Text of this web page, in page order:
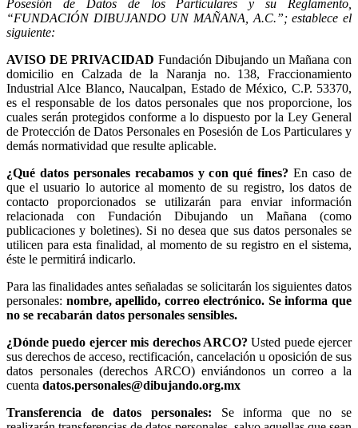
Posesión de Datos de los Particulares y su Reglamento,
“FUNDACIÓN DIBUJANDO UN MAÑANA, A.C.”; establece el
siguiente:
AVISO DE PRIVACIDAD Fundación Dibujando un Mañana con
domicilio en Calzada de la Naranja no. 138, Fraccionamiento
Industrial Alce Blanco, Naucalpan, Estado de México, C.P. 53370,
es el responsable de los datos personales que nos proporcione, los
cuales serán protegidos conforme a lo dispuesto por la Ley General
de Protección de Datos Personales en Posesión de Los Particulares y
demás normatividad que resulte aplicable.
¿Qué datos personales recabamos y con qué fines?En caso de
que el usuario lo autorice al momento de su registro, los datos de
contacto proporcionados se utilizarán para enviar información
relacionada con Fundación Dibujando un Mañana (como
publicaciones y boletines). Si no desea que sus datos personales se
utilicen para esta finalidad, al momento de su registro en el sistema,
éste le permitirá indicarlo.
Para las finalidades antes señaladas se solicitarán los siguientes datos
personales: nombre, apellido, correo electrónico. Se informa que
no se recabarán datos personales sensibles.
¿Dónde puedo ejercer mis derechos ARCO?Usted puede ejercer
sus derechos de acceso, rectificación, cancelación u oposición de sus
datos personales (derechos ARCO) enviándonos un correo a la
cuenta datos.personales@dibujando.org.mx
Transferencia de datos personales: Se informa que no se